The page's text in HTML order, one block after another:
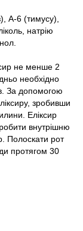
А-6 (тимусу),
натрію
не менше 2
необхідно
За допомогою
зробивши
Еліксир
внутрішню
Полоскати рот
протягом 30